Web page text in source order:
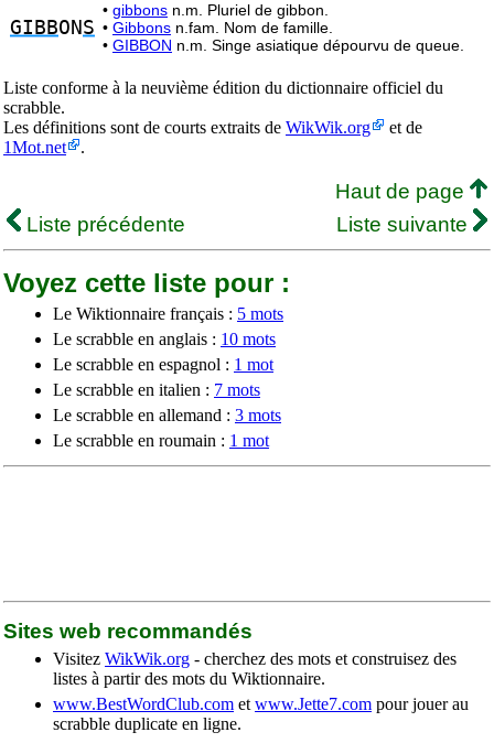
GIBBON S
• gibbons n.m. Pluriel de gibbon.
• Gibbons n.fam. Nom de famille.
• GIBBON n.m. Singe asiatique dépourvu de queue.
Liste conforme à la neuvième édition du dictionnaire officiel du
scrabble.
Les définitions sont de courts extraits de WikWik.org
et de
1Mot.net
.
Haut de page
Liste précédente
Liste suivante
Voyez cette liste pour :
Le Wiktionnaire français : 5 mots
Le scrabble en anglais : 10 mots
Le scrabble en espagnol : 1 mot
Le scrabble en italien : 7 mots
Le scrabble en allemand : 3 mots
Le scrabble en roumain : 1 mot
Sites web recommandés
Visitez WikWik.org - cherchez des mots et construisez des
listes à partir des mots du Wiktionnaire.
www.BestWordClub.com et www.Jette7.com pour jouer au
scrabble duplicate en ligne.